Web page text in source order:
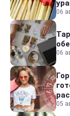
06
06
05